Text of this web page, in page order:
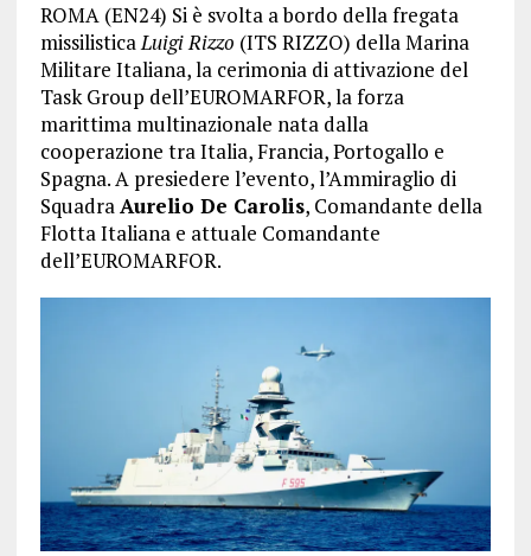
ROMA (EN24) Si è svolta a bordo della fregata
missilisticaLuigi Rizzo (ITS RIZZO) della Marina
Militare Italiana, la cerimonia di attivazione del
Task Group dell’EUROMARFOR, la forza
marittima multinazionale nata dalla
cooperazione tra Italia, Francia, Portogallo e
Spagna. A presiedere l’evento, l’Ammiraglio di
SquadraAurelio De Carolis, Comandante della
Flotta Italiana e attuale Comandante
dell’EUROMARFOR.